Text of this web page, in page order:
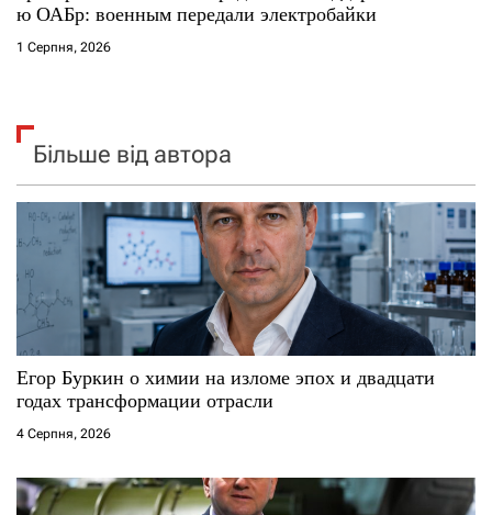
ю ОАБр: военным передали электробайки
1 Серпня, 2026
Більше від автора
Егор Буркин о химии на изломе эпох и двадцати
годах трансформации отрасли
4 Серпня, 2026